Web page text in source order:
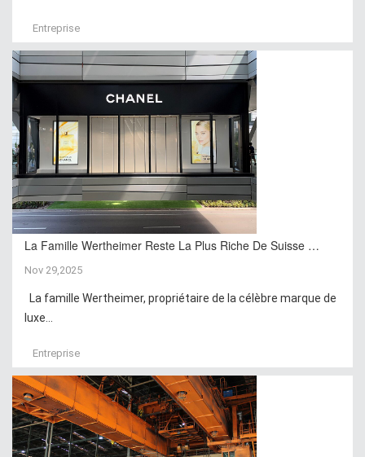
Entreprise
La Famille Wertheimer Reste La Plus Riche De Suisse …
Nov 29,2025
La famille Wertheimer, propriétaire de la célèbre marque de
luxe...
Entreprise